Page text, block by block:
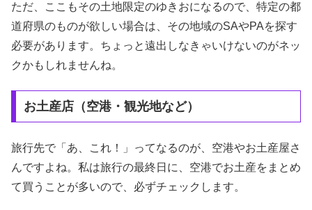
ただ、ここもその土地限定のゆきおになるので、特定の都
道府県のものが欲しい場合は、その地域のSAやPAを探す
必要があります。ちょっと遠出しなきゃいけないのがネッ
クかもしれませんね。
お土産店（空港・観光地など）
旅行先で「あ、これ！」ってなるのが、空港やお土産屋さ
んですよね。私は旅行の最終日に、空港でお土産をまとめ
て買うことが多いので、必ずチェックします。